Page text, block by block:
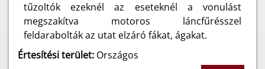
tűzoltók ezeknél az eseteknél a vonulást
megszakítva motoros láncfűrésszel
feldarabolták az utat elzáró fákat, ágakat.
Értesítési terület: Országos